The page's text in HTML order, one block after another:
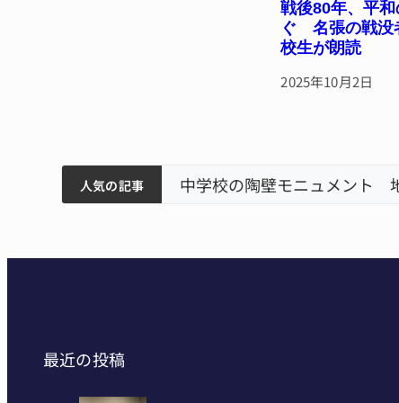
戦後80年、平
ぐ 名張の戦没
校生が朗読
2025年10月2日
人気の記事 中学校の陶壁モニュメント
3回目の派遣
う 近大高専 【インターハイ⑪】女子ホッケー 悲願の初出場、個性生かす 名張青峰
最近の投稿